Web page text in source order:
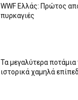
WWF Ελλάς: Πρώτος
πυρκαγιές
Τα μεγαλύτερα
ιστορικά χαμηλά